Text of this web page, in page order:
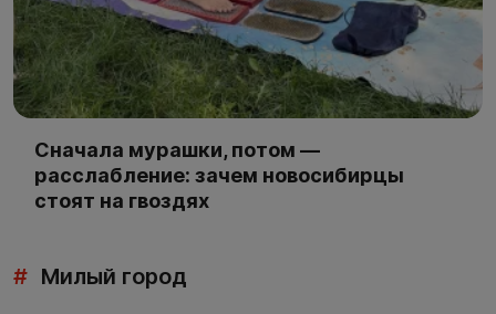
Сначала мурашки, потом —
расслабление: зачем новосибирцы
стоят на гвоздях
# Милый город